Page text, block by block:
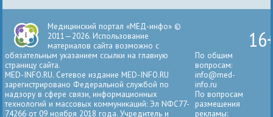
Медицинский портал «МЕД-инфо» ©
2011—2026. Использование
материалов сайта возможно с
обязательным указанием ссылки на главную
страницу сайта.
MED-INFO.RU. Сетевое издание MED-INFO.RU
зарегистрировано Федеральной службой по
надзору в сфере связи, информационных
технологий и массовых коммуникаций: Эл NФС77-
74266 от 09 ноября 2018 года. Учредитель и
По общим
вопросам:
info@med-
info.ru
По вопросам
размещения
рекламы: